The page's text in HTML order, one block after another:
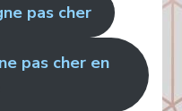
pas cher
pas cher en